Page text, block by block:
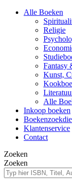
Alle Boeken
Religie
Fantasy
Kunst,
Alle
Inkoop boeken
Klantenservice
Contact
Zoeken
Zoeken